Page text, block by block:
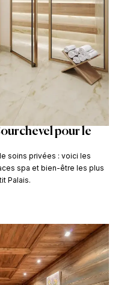
pour le
soins privées : voici les
spa et bien-être les plus
Palais.